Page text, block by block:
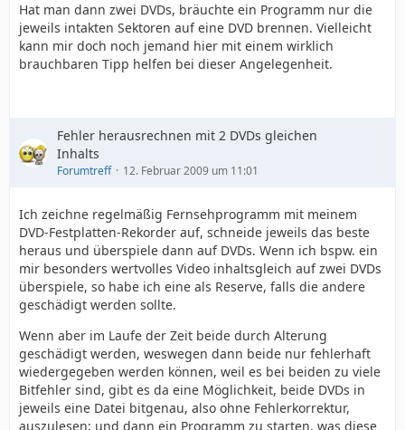
Hat man dann zwei DVDs, bräuchte ein Programm nur die
jeweils intakten Sektoren auf eine DVD brennen. Vielleicht
kann mir doch noch jemand hier mit einem wirklich
brauchbaren Tipp helfen bei dieser Angelegenheit.
Fehler herausrechnen mit 2 DVDs gleichen
Inhalts
Forumtreff 12. Februar 2009 um 11:01
Ich zeichne regelmäßig Fernsehprogramm mit meinem
DVD-Festplatten-Rekorder auf, schneide jeweils das beste
heraus und überspiele dann auf DVDs. Wenn ich bspw. ein
mir besonders wertvolles Video inhaltsgleich auf zwei DVDs
überspiele, so habe ich eine als Reserve, falls die andere
geschädigt werden sollte.
Wenn aber im Laufe der Zeit beide durch Alterung
geschädigt werden, weswegen dann beide nur fehlerhaft
wiedergegeben werden können, weil es bei beiden zu viele
Bitfehler sind, gibt es da eine Möglichkeit, beide DVDs in
jeweils eine Datei bitgenau, also ohne Fehlerkorrektur,
auszulesen; und dann ein Programm zu starten, was diese